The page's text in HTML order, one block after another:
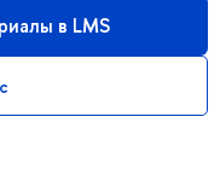
в LMS